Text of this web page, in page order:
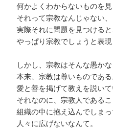
何かよくわからないものを見
それって宗教なんじゃない、
実際それに問題を見つけると
やっぱり宗教でしょうと表現
しかし、宗教はそんな愚かな
本来、宗教は尊いものである
愛と善を掲げて教えを説いて
それなのに、宗教人である
組織の中に抱え込んでしまっ
人々に広げないなんて。